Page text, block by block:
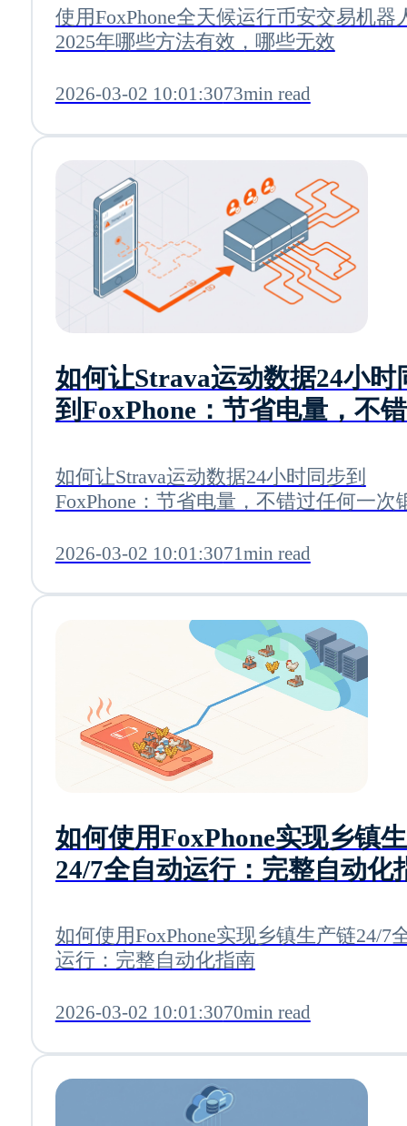
使用FoxPhone全天候运行币安交易机器
2025年哪些方法有效，哪些无效
2026-03-02 10:01:3073min read
如何让Strava运动数据24小时
到FoxPhone：节省电量，不
如何让Strava运动数据24小时同步到
FoxPhone：节省电量，不错过任何一次
2026-03-02 10:01:3071min read
如何使用FoxPhone实现乡镇
24/7全自动运行：完整自动化
如何使用FoxPhone实现乡镇生产链24/7
运行：完整自动化指南
2026-03-02 10:01:3070min read